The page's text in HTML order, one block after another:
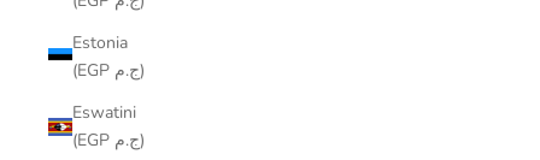
Estonia
(EGP ج.م)
Eswatini
(EGP ج.م)